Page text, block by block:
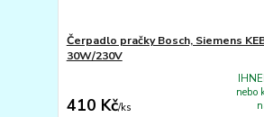
Čerpadlo pračky Bosch, Siemens
30W/230V
410 Kč/ks
nebo